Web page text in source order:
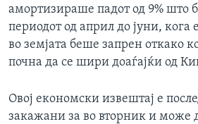
амортизираше падот од 9% што
периодот од април до јуни,
во земјата беше запрен откако
почна да се шири доаѓајќи од
Овој економски извештај е
закажани за во вторник и може